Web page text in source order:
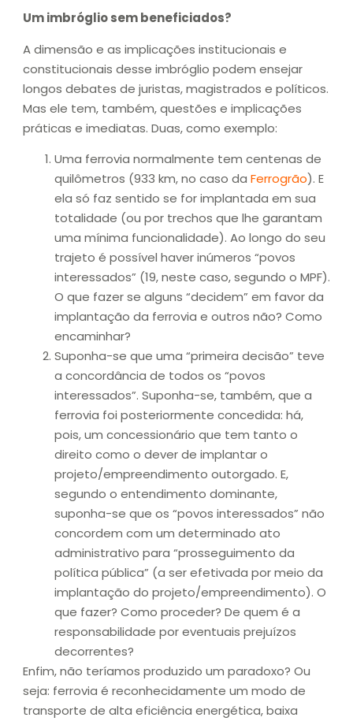
Um imbróglio sem beneficiados?
A dimensão e as implicações institucionais e
constitucionais desse imbróglio podem ensejar
longos debates de juristas, magistrados e políticos.
Mas ele tem, também, questões e implicações
práticas e imediatas. Duas, como exemplo:
Uma ferrovia normalmente tem centenas de
quilômetros (933 km, no caso da Ferrogrão). E
ela só faz sentido se for implantada em sua
totalidade (ou por trechos que lhe garantam
uma mínima funcionalidade). Ao longo do seu
trajeto é possível haver inúmeros “povos
interessados” (19, neste caso, segundo o MPF).
O que fazer se alguns “decidem” em favor da
implantação da ferrovia e outros não? Como
encaminhar?
Suponha-se que uma “primeira decisão” teve
a concordância de todos os “povos
interessados”. Suponha-se, também, que a
ferrovia foi posteriormente concedida: há,
pois, um concessionário que tem tanto o
direito como o dever de implantar o
projeto/empreendimento outorgado. E,
segundo o entendimento dominante,
suponha-se que os “povos interessados” não
concordem com um determinado ato
administrativo para “prosseguimento da
política pública” (a ser efetivada por meio da
implantação do projeto/empreendimento). O
que fazer? Como proceder? De quem é a
responsabilidade por eventuais prejuízos
decorrentes?
Enfim, não teríamos produzido um paradoxo? Ou
seja: ferrovia é reconhecidamente um modo de
transporte de alta eficiência energética, baixa